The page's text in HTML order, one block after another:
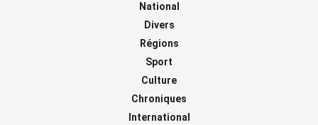
National
Divers
Régions
Sport
Culture
Chroniques
International